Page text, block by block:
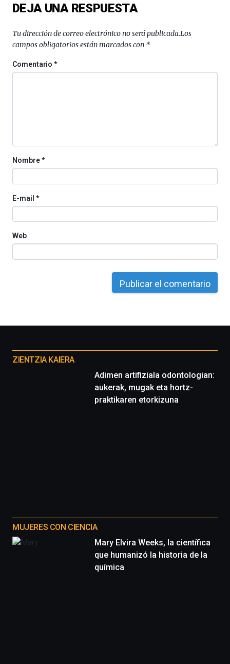
DEJA UNA RESPUESTA
Tu dirección de correo electrónico no será publicada.Los
campos obligatorios están marcados con *
Comentario*
Nombre*
E-mail *
Web
proyectos
ZIENTZIA KAIERA
Adimen artifiziala odontologian:
aukerak, mugak eta hortz-
praktikaren etorkizuna
MUJERES CON CIENCIA
Mary Elvira Weeks, la científica
que humanizó la historia de la
química